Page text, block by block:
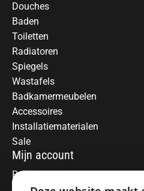
Douches
Baden
Toiletten
Radiatoren
Spiegels
Wastafels
Badkamermeubelen
Accessoires
Installatiematerialen
Sale
Mijn account
Registreren